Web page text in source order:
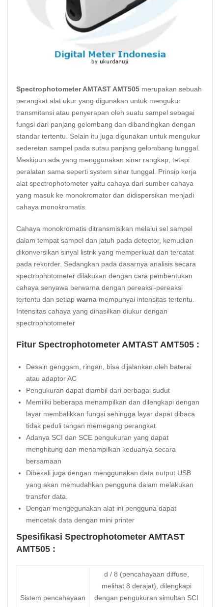
Spectrophotometer AMTAST AMT505 merupakan sebuah
perangkat alat ukur yang digunakan untuk mengukur
transmitansi atau penyerapan oleh suatu sampel sebagai
fungsi dari panjang gelombang dan dibandingkan dengan
standar tertentu. Selain itu juga digunakan untuk mengukur
sederetan sampel pada sutau panjang gelombang tunggal.
Meskipun ada yang menggunakan sinar rangkap, tetapi
peralatan sama seperti system sinar tunggal. Prinsip kerja
alat spectrophotometer yaitu cahaya dari sumber cahaya
yang masuk ke monokromator dan didispersikan menjadi
cahaya monokromatis.
Cahaya monokromatis ditransmisikan melalui sel sampel
dalam tempat sampel dan jatuh pada detector, kemudian
dikonversikan sinyal listrik yang memperkuat dan tercatat
pada rekorder. Sedangkan pada dasarnya analisis secara
spectrophotometer dilakukan dengan cara pembentukan
cahaya senyawa berwarna dengan pereaksi-pereaksi
tertentu dan setiap warna mempunyai intensitas tertentu.
Intensitas cahaya yang dihasilkan diukur dengan
spectrophotometer
Fitur Spectrophotometer AMTAST AMT505 :
Desain genggam, ringan, bisa dijalankan oleh baterai
atau adaptor AC
Pengukuran dapat diambil dari berbagai sudut
Memiliki beberapa menampilkan dan dilengkapi dengan
layar membalikkan fungsi sehingga layar dapat dibaca
tidak peduli tangan memegang perangkat.
Adanya SCI dan SCE pengukuran yang dapat
menghitung dan menampilkan keduanya secara
bersamaan
Dibekali juga dengan menggunakan data output USB
yang akan memudahkan pengguna dalam melakukan
transfer data.
Dengan mengegunakan alat ini pengguna dapat
mencetak data dengan mini printer
Spesifikasi Spectrophotometer AMTAST
AMT505 :
Sistem pencahayaan
d / 8 (pencahayaan diffuse,
melihat 8 derajat), dilengkapi
dengan pengukuran simultan SCI